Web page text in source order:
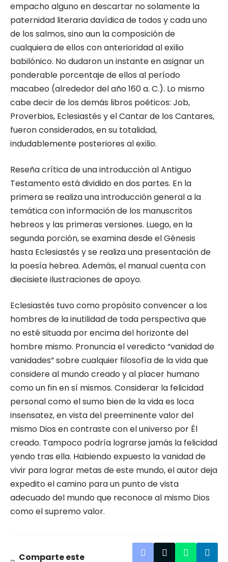
empacho alguno en descartar no solamente la
paternidad literaria davídica de todos y cada uno
de los salmos, sino aun la composición de
cualquiera de ellos con anterioridad al exilio
babilónico. No dudaron un instante en asignar un
ponderable porcentaje de ellos al período
macabeo (alrededor del año 160 a. C.). Lo mismo
cabe decir de los demás libros poéticos: Job,
Proverbios, Eclesiastés y el Cantar de los Cantares,
fueron considerados, en su totalidad,
indudablemente posteriores al exilio.
Reseña crítica de una introducción al Antiguo
Testamento está dividido en dos partes. En la
primera se realiza una introducción general a la
temática con información de los manuscritos
hebreos y las primeras versiones. Luego, en la
segunda porción, se examina desde el Génesis
hasta Eclesiastés y se realiza una presentación de
la poesía hebrea. Además, el manual cuenta con
diecisiete ilustraciones de apoyo.
Eclesiastés tuvo como propósito convencer a los
hombres de la inutilidad de toda perspectiva que
no esté situada por encima del horizonte del
hombre mismo. Pronuncia el veredicto “vanidad de
vanidades” sobre cualquier filosofía de la vida que
considere al mundo creado y al placer humano
como un fin en sí mismos. Considerar la felicidad
personal como el sumo bien de la vida es loca
insensatez, en vista del preeminente valor del
mismo Dios en contraste con el universo por Él
creado. Tampoco podría lograrse jamás la felicidad
yendo tras ella. Habiendo expuesto la vanidad de
vivir para lograr metas de este mundo, el autor deja
expedito el camino para un punto de vista
adecuado del mundo que reconoce al mismo Dios
como el supremo valor.
Comparte este